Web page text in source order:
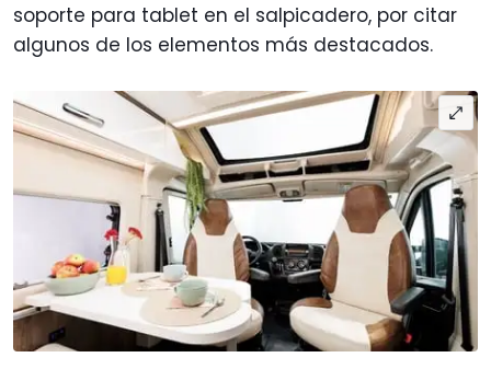
soporte para tablet en el salpicadero, por citar
algunos de los elementos más destacados.